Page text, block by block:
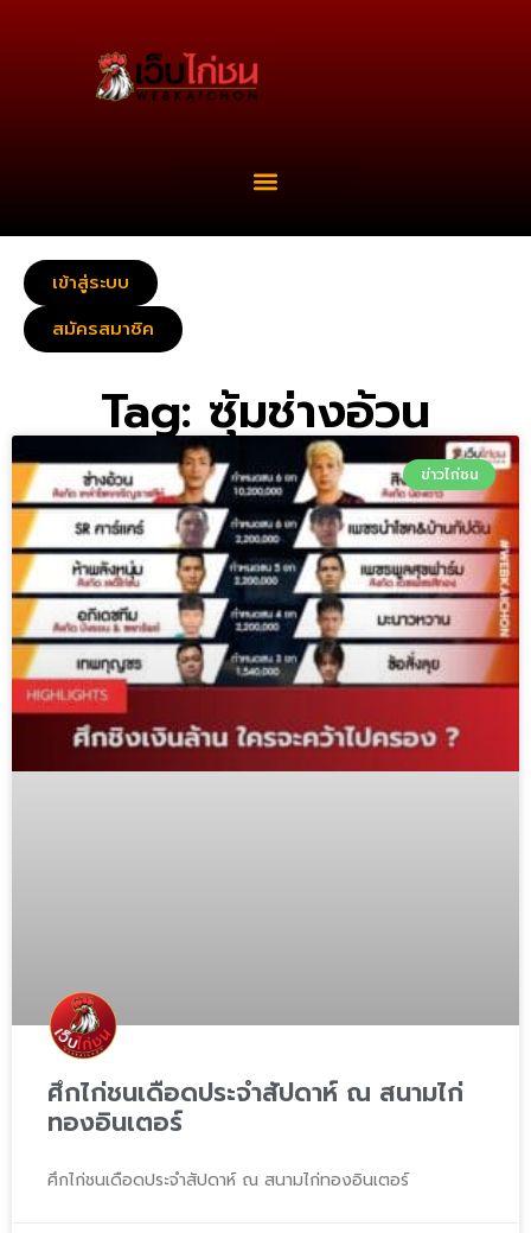
เข้าสู่ระบบ
สมัครสมาชิค
Tag: ซุ้มช่างอ้วน
ข่าวไก่ชน
ศึกไก่ชนเดือดประจำสัปดาห์ ณ สนามไก่
ทองอินเตอร์
ศึกไก่ชนเดือดประจำสัปดาห์ ณ สนามไก่ทองอินเตอร์